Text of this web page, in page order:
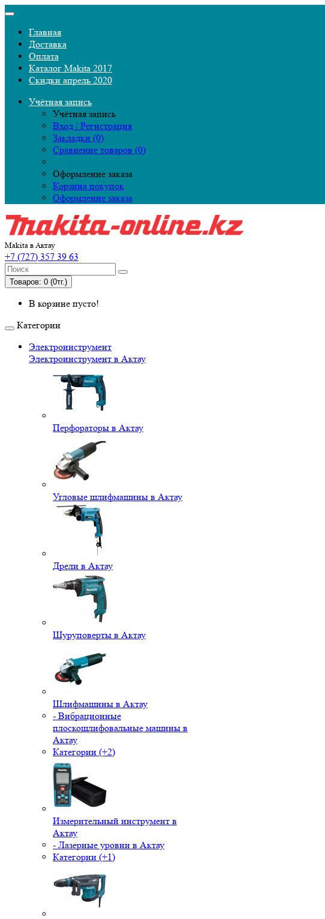
Главная
Доставка
Оплата
Каталог Makita 2017
Скидки апрель 2020
Учётная запись
Учётная запись
Вход / Регистрация
Закладки (0)
Сравнение товаров (0)
Оформление заказа
Корзина покупок
Оформление заказа
Makita в Актау
+7 (727) 357 39 63
Товаров: 0 (0тг.)
В корзине пусто!
Категории
Электроинструмент
Электроинструмент в Актау
Перфораторы в Актау
Угловые шлифмашины в Актау
Дрели в Актау
Шуруповерты в Актау
Шлифмашины в Актау
- Вибрационные
плоскошлифовальные машины в
Актау
Категории (+2)
Измерительный инструмент в
Актау
- Лазерные уровни в Актау
Категории (+1)